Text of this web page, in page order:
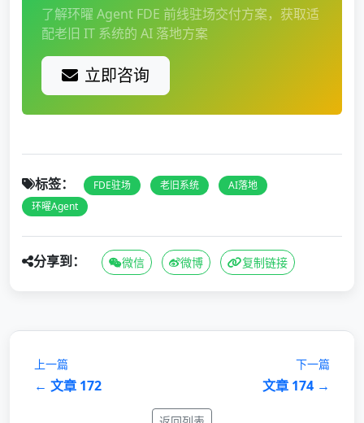
了解环曜 Agent FDE 前线驻场交付方案，获取适
配老旧 IT 系统的 AI 落地方案
立即咨询
标签： FDE驻场 老旧系统
AI落地
环曜Agent
分享到： 微信 微博 复制链接
上一篇
← 文章 172
下一篇
文章 174 →